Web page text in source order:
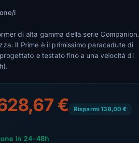
i
di alta gamma della serie Companion.
Il Prime è il primissimo paracadute di
e testato fino a una velocità di
€ Risparmi 138,00 €
in 24-48h